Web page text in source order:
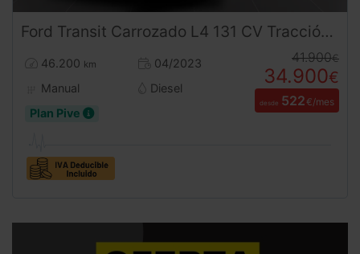
Ford Transit Carrozado L4 131 CV Tracción Trasera
46.200 km
04/2023
Manual
Diesel
Plan Pive
41.900€
34.900€
desde 522€/mes